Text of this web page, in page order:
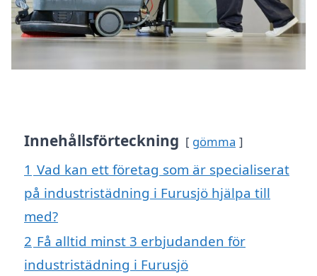
Innehållsförteckning gömma
1 Vad kan ett företag som är specialiserat
på industristädning i Furusjö hjälpa till
med?
2 Få alltid minst 3 erbjudanden för
industristädning i Furusjö